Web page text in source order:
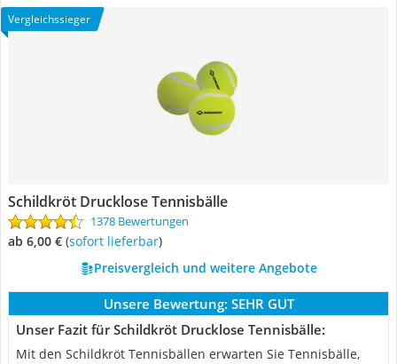
Vergleichssieger
Schildkröt Drucklose Tennisbälle
1378 Bewertungen
ab 6,00 € ( Sofort lieferbar)
Preisvergleich und weitere Angebote
Unsere Bewertung: SEHR GUT
Unser Fazit für Schildkröt Drucklose Tennisbälle:
Mit den Schildkröt Tennisbällen erwarten Sie Tennisbälle,